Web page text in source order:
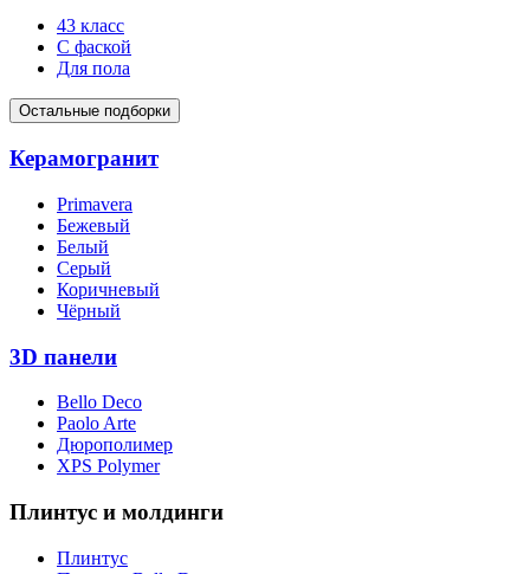
43 класс
С фаской
Для пола
Остальные подборки
Керамогранит
Primavera
Бежевый
Белый
Серый
Коричневый
Чёрный
3D панели
Bello Deco
Paolo Arte
Дюрополимер
XPS Polymer
Плинтус и молдинги
Плинтус